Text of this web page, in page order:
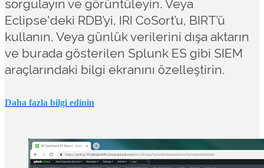
sorgulayın ve görüntüleyin. Veya
Eclipse'deki RDB’yi, IRI CoSort’u, BIRT’ü
kullanın. Veya günlük verilerini dışa aktarın
ve burada gösterilen Splunk ES gibi SIEM
araçlarındaki bilgi ekranını özelleştirin.
Daha fazla bilgi edinin